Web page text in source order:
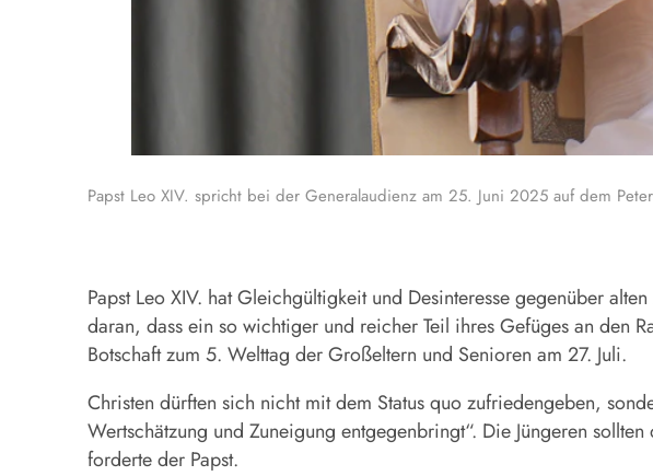
Papst Leo XIV. spricht bei der Generalaudienz am 25. Juni 2025 auf dem
Papst Leo XIV. hat Gleichgültigkeit und Desinteresse gegenüber
daran, dass ein so wichtiger und reicher Teil ihres Gefüges an den
Botschaft zum 5. Welttag der Großeltern und Senioren am 27. Juli.
Christen dürften sich nicht mit dem Status quo zufriedengeben,
Wertschätzung und Zuneigung entgegenbringt“. Die Jüngeren
forderte der Papst.